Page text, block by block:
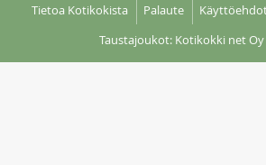
Tietoa Kotikokista Palaute
Taustajoukot: Kotikokki net Oy